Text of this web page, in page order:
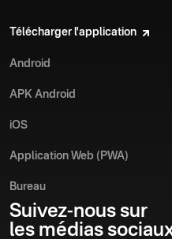
Télécharger l'application
Android
APK Android
iOS
Application Web (PWA)
Bureau
Suivez-nous sur
les médias